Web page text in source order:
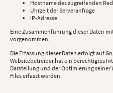
Hostname des zugreifenden
Uhrzeit der Serveranfrage
IP-Adresse
Eine Zusammenführung dieser Daten
vorgenommen.
Die Erfassung dieser Daten erfolgt auf
Websitebetreiber hat ein berechtigtes
Darstellung und der Optimierung seiner
Files erfasst werden.